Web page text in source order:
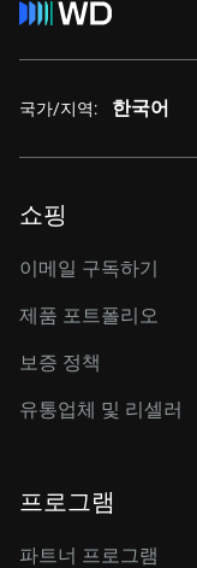
국가/지역: 한국어
쇼핑
이메일 구독하기
제품 포트폴리오
보증 정책
유통업체 및 리셀러
프로그램
파트너 프로그램